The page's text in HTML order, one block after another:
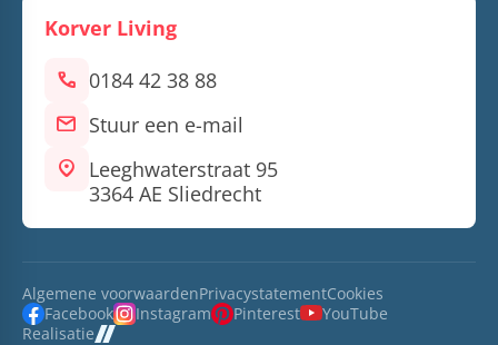
Korver Living
call 0184 42 38 88
mail Stuur een e-mail
location_on Leeghwaterstraat 95
3364 AE Sliedrecht
Algemene voorwaardenPrivacystatementCookies
Facebook
Instagram Pinterest
YouTube
Realisatie